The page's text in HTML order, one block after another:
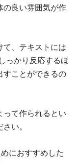
の良い雰囲気が作
て、テキストには
っかり反応するほ
すことができるの
って作られるとい
い。
におすすめした